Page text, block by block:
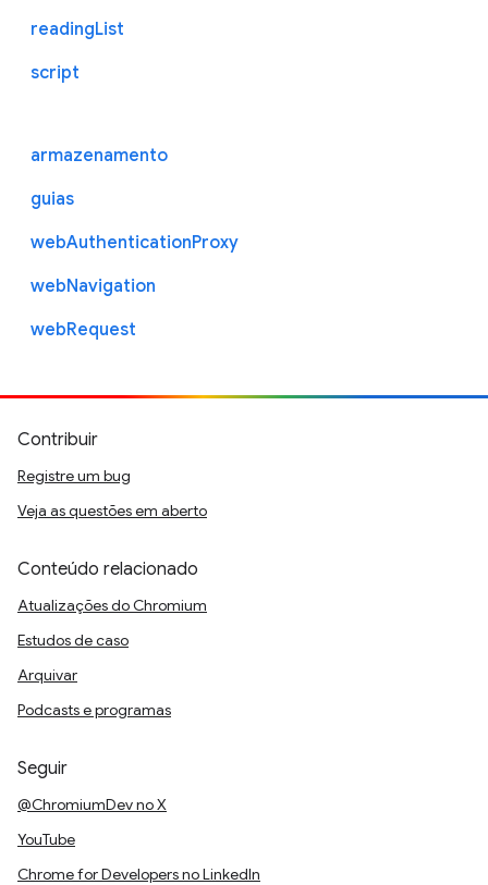
readingList
script
armazenamento
guias
webAuthenticationProxy
webNavigation
webRequest
Contribuir
Registre um bug
Veja as questões em aberto
Conteúdo relacionado
Atualizações do Chromium
Estudos de caso
Arquivar
Podcasts e programas
Seguir
@ChromiumDev no X
YouTube
Chrome for Developers no LinkedIn